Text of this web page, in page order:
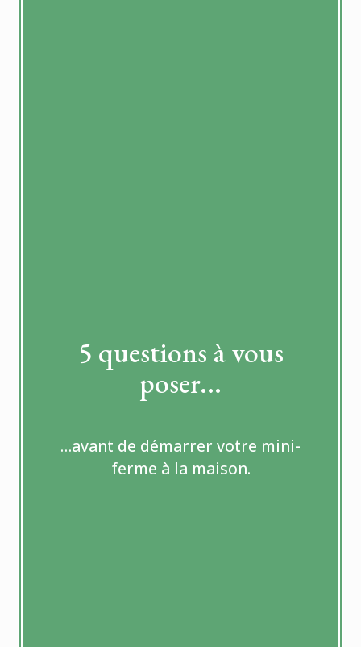
5 questions à vous
poser...
…avant de démarrer votre mini-
ferme à la maison.